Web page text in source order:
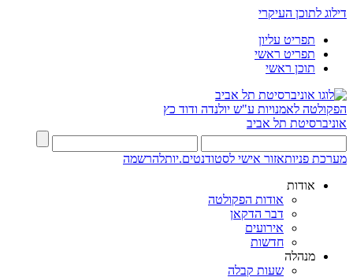
דילוג לתוכן העיקרי
תפריט עליון
תפריט ראשי
תוכן ראשי
הפקולטה לאמנויות ע"ש יולנדה ודוד כץ
אוניברסיטת תל אביב
מערכת פניותאזור אישי לסטודנטים.יותלהרשמה
אודות
אודות הפקולטה
דבר הדקאן
אירועים
חדשות
מנהלה
שעות קבלה